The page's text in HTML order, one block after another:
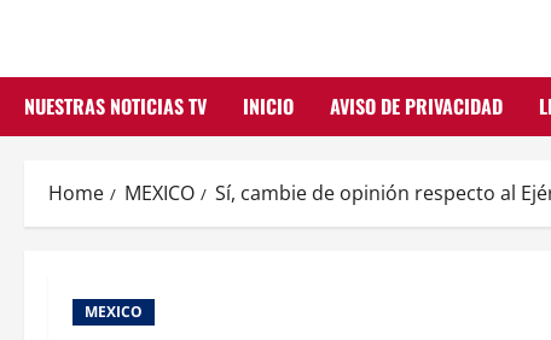
NUESTRAS NOTICIAS TV INICIO AVISO DE PRIVACIDAD
Home MEXICO Sí, cambie de opinión respecto al
MEXICO